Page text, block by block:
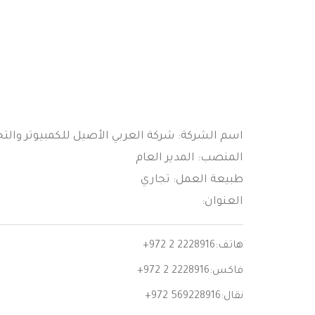
اسم الشركة: شركة العربي الأصيل للكمبيوتر
المنصب: المدير العام
طبيعة العمل: تجاري
العنوان:
هاتف:+972 2 2228916
فاكس:+972 2 2228916
نقال:+972 569228916